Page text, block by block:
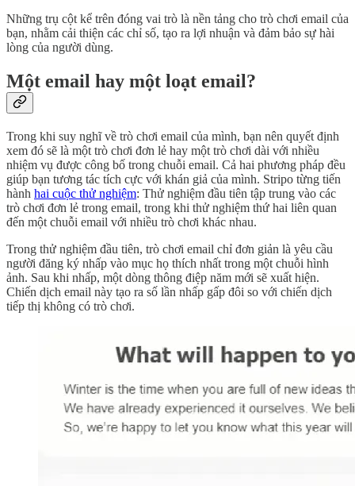
Những trụ cột kể trên đóng vai trò là nền tảng cho trò chơi email của
bạn, nhằm cải thiện các chỉ số, tạo ra lợi nhuận và đảm bảo sự hài
lòng của người dùng.
Một email hay một loạt email?
Trong khi suy nghĩ về trò chơi email của mình, bạn nên quyết định
xem đó sẽ là một trò chơi đơn lẻ hay một trò chơi dài với nhiều
nhiệm vụ được công bố trong chuỗi email. Cả hai phương pháp đều
giúp bạn tương tác tích cực với khán giả của mình. Stripo từng tiến
hành hai cuộc thử nghiệm: Thử nghiệm đầu tiên tập trung vào các
trò chơi đơn lẻ trong email, trong khi thử nghiệm thứ hai liên quan
đến một chuỗi email với nhiều trò chơi khác nhau.
Trong thử nghiệm đầu tiên, trò chơi email chỉ đơn giản là yêu cầu
người đăng ký nhấp vào mục họ thích nhất trong một chuỗi hình
ảnh. Sau khi nhấp, một dòng thông điệp năm mới sẽ xuất hiện.
Chiến dịch email này tạo ra số lần nhấp gấp đôi so với chiến dịch
tiếp thị không có trò chơi.